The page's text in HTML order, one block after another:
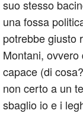
suo stesso
una fossa
potrebbe giusto
Montani,
capace (di
non certo a un
sbaglio io e i